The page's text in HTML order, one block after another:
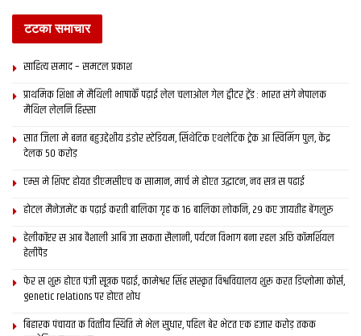
राज सेहो समाप्त भ गेल। दिल्ली, कोलकाता, रांची, मुंबई, मसूरी, वाराणसी,
इलाहाबाद जइसन अनेक जगह पर ‘दरभंगा हाउसÓ आइयो राज परिवार क
स्मृति क केंद्र अछि। ‘कोलकाता ओल्ड एंड न्यूÓ, ‘मिथिला ए यूनियन
रिपब्लिकÓ,’ द जीनियोलाजिकल हिस्ट्री ऑफ इंडियाÓ,’द क्नाइट्स आफ
इंग्लैंडÓ सन अनेक पुस्तक मे दरभंगा महाराज क ऐतिहासिक संदर्भ संकलित
टटका समाचार
साहित्य समाद – समटल प्रकाश
प्राथमिक शि‍क्षा मे मैथि‍ली भाषाकेँ पढ़ाई लेल चलाओल गेल ट्वीटर ट्रेंड : भारत संगे नेपालक
मैथिल लेलनि हिस्सा
सात जिला मे बनत बहुउद्देशीय इंडोर स्‍टेडि‍यम, सिंथेटिक एथलेटिक ट्रेक आ स्विमिंग पुल, केंद्र
देलक 50 करोड़
एम्स मे शिफ्ट होयत डीएमसीएच क सामान, मार्च मे होएत उद्घाटन, नव सत्र स पढाई
होटल मैनेजमेंट क पढ़ाई करती बालिका गृह क 16 बालिका लोकनि, 29 कए जायतीह बेंगलुरु
हेलीकॉप्टर स आब वैशाली आबि जा सकता सैलानी, पर्यटन विभाग बना रहल अछि कॉमर्शियल
हेलीपैड
फेर स शुरू होएत पंजी सूत्रक पढाई, कामेश्वर सिंह संस्कृत विश्वविद्यालय शुरू करत डिप्लोमा कोर्स,
genetic relations पर होएत शोध
बिहारक पंचायत क वित्‍तीय स्थिति मे भेल सुधार, पहिल बेर भेटत एक हजार करोड़ तकक